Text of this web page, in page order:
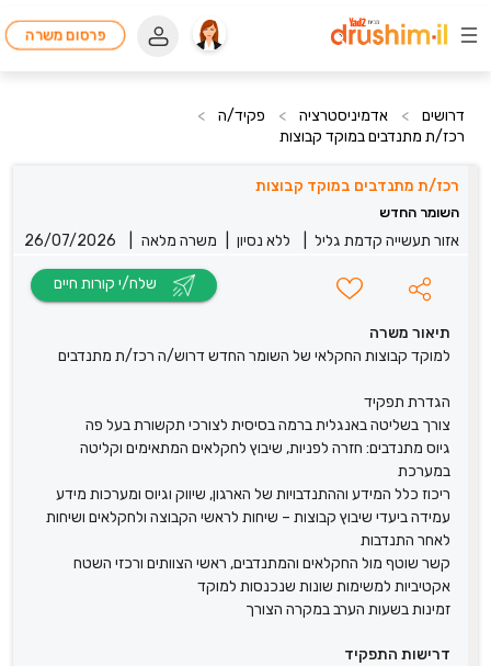
פרסום משרה
דרושים > אדמיניסטרציה > פקיד/ה
>
רכז/ת מתנדבים במוקד קבוצות
רכז/ת מתנדבים במוקד קבוצות
השומר החדש
אזור תעשייה קדמת גליל ללא נסיון משרה מלאה 26/07/2026
תיאור משרה
למוקד קבוצות החקלאי של השומר החדש דרוש/ה רכז/ת מתנדבים
הגדרת תפקיד
צורך בשליטה באנגלית ברמה בסיסית לצורכי תקשורת בעל פה
גיוס מתנדבים: חזרה לפניות, שיבוץ לחקלאים המתאימים וקליטה
במערכת
ריכוז כלל המידע וההתנדבויות של הארגון, שיווק וגיוס ומערכות מידע
עמידה ביעדי שיבוץ קבוצות – שיחות לראשי הקבוצה ולחקלאים ושיחות
לאחר התנדבות
קשר שוטף מול החקלאים והמתנדבים, ראשי הצוותים ורכזי השטח
אקטיביות למשימות שונות שנכנסות למוקד
זמינות בשעות הערב במקרה הצורך
דרישות התפקיד